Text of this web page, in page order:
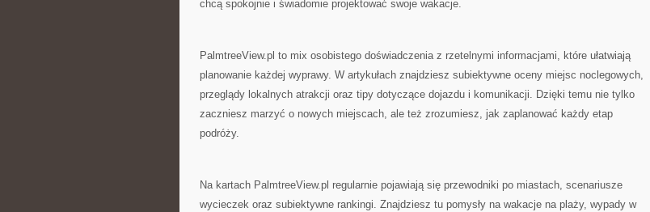
chcą spokojnie i świadomie projektować swoje wakacje.
PalmtreeView.pl to mix osobistego doświadczenia z rzetelnymi informacjami, które ułatwiają
planowanie każdej wyprawy. W artykułach znajdziesz subiektywne oceny miejsc noclegowych,
przeglądy lokalnych atrakcji oraz tipy dotyczące dojazdu i komunikacji. Dzięki temu nie tylko
zaczniesz marzyć o nowych miejscach, ale też zrozumiesz, jak zaplanować każdy etap
podróży.
Na kartach PalmtreeView.pl regularnie pojawiają się przewodniki po miastach, scenariusze
wycieczek oraz subiektywne rankingi. Znajdziesz tu pomysły na wakacje na plaży, wypady w